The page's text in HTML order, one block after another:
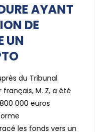
AYANT
DE
UN
du Tribunal
M. Z, a été
000 euros
les fonds vers un